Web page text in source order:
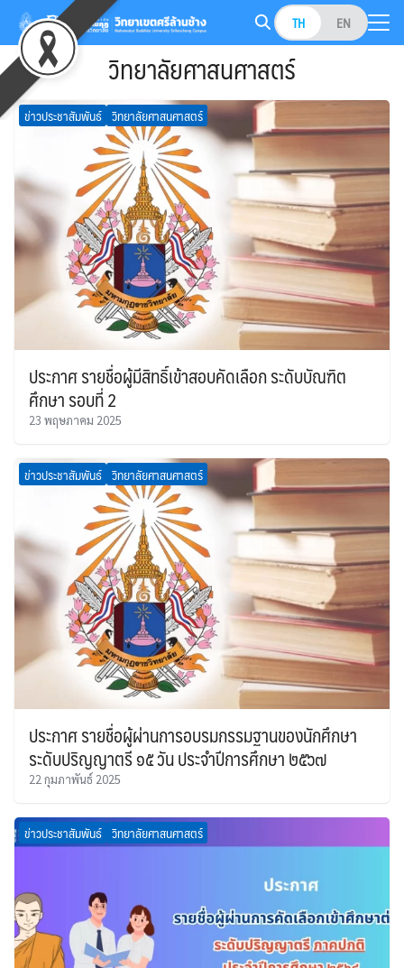
Skip
content
TH EN
Search
for: วิทยาลัยศาสนศาสตร์
ข่าวประชาสัมพันธ์ วิทยาลัยศาสนศาสตร์
ประกาศ รายชื่อผู้มีสิทธิ์เข้าสอบคัดเลือก ระดับบัณฑิต
ศึกษา รอบที่ 2
23 พฤษภาคม 2025
ข่าวประชาสัมพันธ์ วิทยาลัยศาสนศาสตร์
ประกาศ รายชื่อผู้ผ่านการอบรมกรรมฐานของนักศึกษา
ระดับปริญญาตรี ๑๕ วัน ประจำปีการศึกษา ๒๕๖๗
22 กุมภาพันธ์ 2025
ข่าวประชาสัมพันธ์ วิทยาลัยศาสนศาสตร์